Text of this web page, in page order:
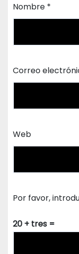
Nombre *
Correo
Web
Por favor,
20 + tres =